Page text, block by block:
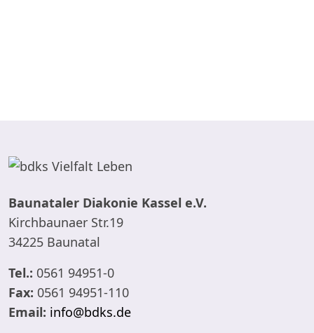
Baunataler Diakonie Kassel e.V.
Kirchbaunaer Str.19
34225 Baunatal
Tel.: 0561 94951-0
Fax: 0561 94951-110
Email: info@bdks.de